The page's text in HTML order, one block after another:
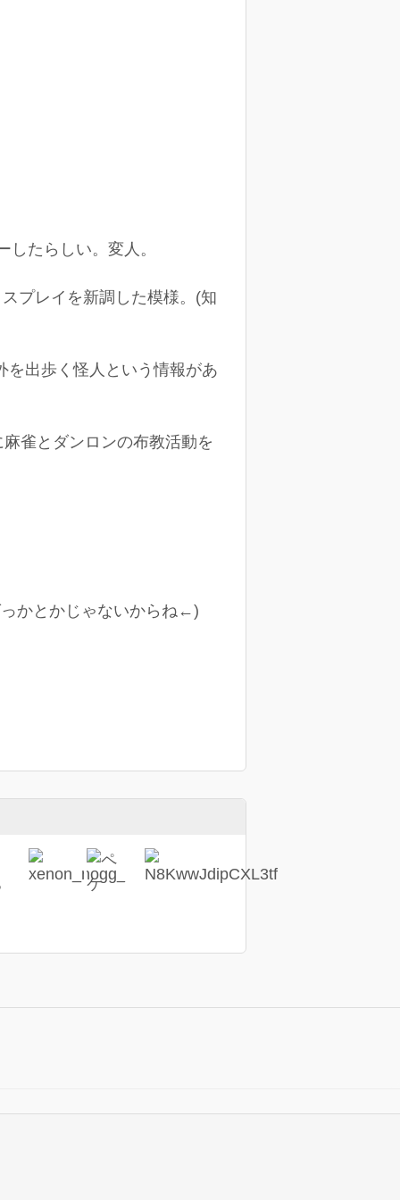
たらしい。変人。
プレイを新調した模様。(知
出歩く怪人という情報があ
雀とダンロンの布教活動を
かとかじゃないからね←)